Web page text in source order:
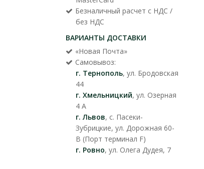
Безналичный расчет с НДС /
без НДС
ВАРИАНТЫ ДОСТАВКИ
«Новая Почта»
Самовывоз:
г. Тернополь, ул. Бродовская
44
г. Хмельницкий, ул. Озерная
4 А
г. Львов, с. Пасеки-
Зубрицкие, ул. Дорожная 60-
В (Порт терминал F)
г. Ровно, ул. Олега Дудея, 7